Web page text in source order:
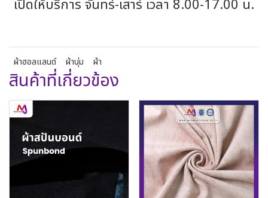
เปิดให้บริการ จันทร์-เสาร์ เวลา 8.00-17.00 น.
ผ้าฮอลแลนด์ ผ้านุ่ม ผ้า
สินค้าที่เกี่ยวข้อง